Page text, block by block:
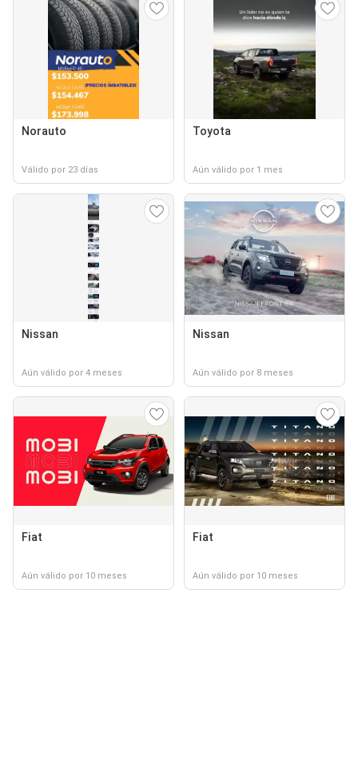
Norauto
Válido por 23 días
Toyota
Aún válido por 1 mes
Nissan
Aún válido por 4 meses
Nissan
Aún válido por 8 meses
Fiat
Aún válido por 10 meses
Fiat
Aún válido por 10 meses